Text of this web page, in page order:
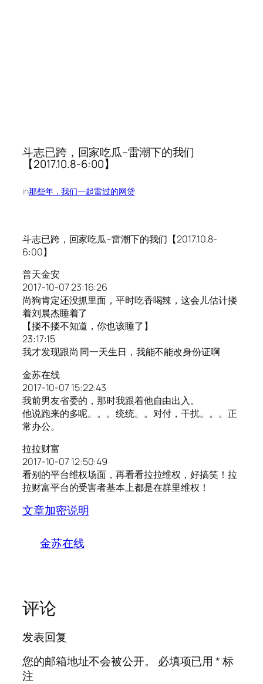
斗志已跨，回家吃瓜–雷潮下的我们
【2017.10.8-6:00】
in那些年，我们一起雷过的网贷
斗志已跨，回家吃瓜–雷潮下的我们【2017.10.8-
6:00】
普天金安
2017-10-07 23:16:26
尚狗肯定还没抓里面，平时吃香喝辣，这会儿估计搂
着刘晨杰睡着了
【搂不搂不知道，你也该睡了】
23:17:15
我才发现跟尚 同一天生日，我能不能改身份证啊
金苏在线
2017-10-07 15:22:43
我前男友省委的，那时我跟着他自由出入。
他说跑来的多呢。。。统统。。对付，干扰。。。正
常办公。
拉拉财富
2017-10-07 12:50:49
看别的平台维权场面，再看看拉拉维权，好搞笑！拉
拉财富平台的受害者基本上都是在群里维权！
文章加密说明
金苏在线
评论
发表回复
您的邮箱地址不会被公开。
必填项已用*标
注